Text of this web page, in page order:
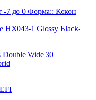
-7 до 0 Форма:: Кокон
HX043-1 Glossy Black-
Wide 30